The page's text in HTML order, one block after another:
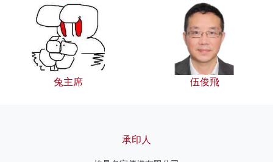
兔主席 伍俊飛
承印人